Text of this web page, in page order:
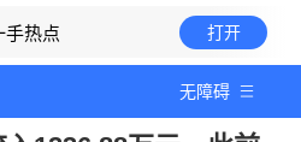
手热点 打开
无障碍